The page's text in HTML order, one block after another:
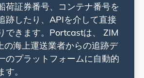
荷証券番号、コンテナ番号を
跡したり、APIを介して直接
できます。Portcastは、
の海上運送業者からの追跡デ
のプラットフォームに自動的
。